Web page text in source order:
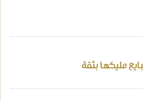
مليكها بثقة